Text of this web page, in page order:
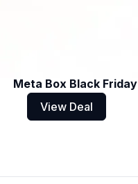
Meta Box Black Friday
View Deal